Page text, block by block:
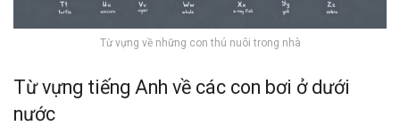
Từ vựng về những con thú nuôi trong nhà
Từ vựng tiếng Anh về các con bơi ở dưới
nước